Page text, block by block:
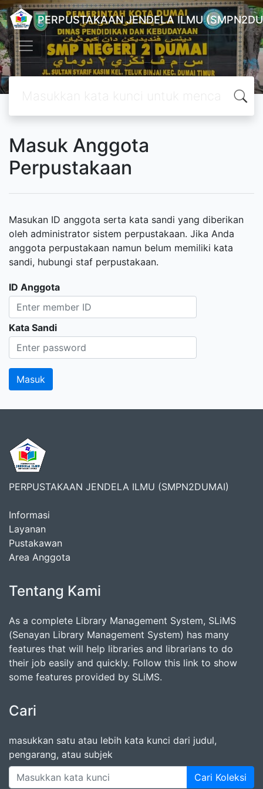
PERPUSTAKAAN JENDELA ILMU
Masuk Anggota
Perpustakaan
Masukan ID anggota serta kata sandi yang diberikan
oleh administrator sistem perpustakaan. Jika Anda
anggota perpustakaan namun belum memiliki kata
sandi, hubungi staf perpustakaan.
ID Anggota
Kata Sandi
PERPUSTAKAAN JENDELA ILMU (SMPN2DUMAI)
Informasi
Layanan
Pustakawan
Area Anggota
Tentang Kami
As a complete Library Management System, SLiMS
(Senayan Library Management System) has many
features that will help libraries and librarians to do
their job easily and quickly. Follow this link to show
some features provided by SLiMS.
Cari
masukkan satu atau lebih kata kunci dari judul,
pengarang, atau subjek
Cari Koleksi